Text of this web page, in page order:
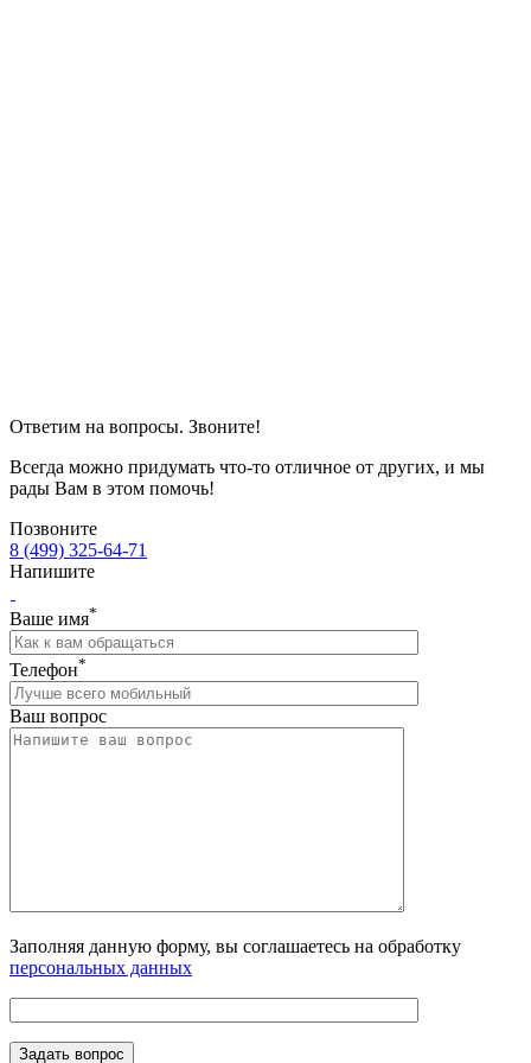
Ответим на вопросы. Звоните!
Всегда можно придумать что-то отличное от других, и мы
рады Вам в этом помочь!
Позвоните
8 (499) 325-64-71
Напишите
Ваше имя*
Телефон*
Ваш вопрос
Заполняя данную форму, вы соглашаетесь на обработку
персональных данных